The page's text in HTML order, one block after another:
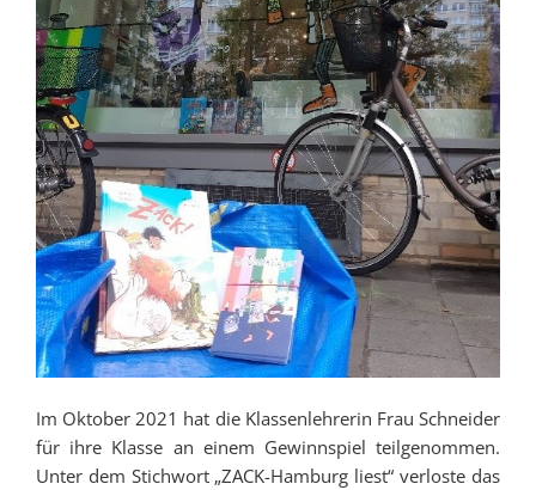
Im Oktober 2021 hat die Klassenlehrerin Frau Schneider
für ihre Klasse an einem Gewinnspiel teilgenommen.
Unter dem Stichwort „ZACK-Hamburg liest“ verloste das